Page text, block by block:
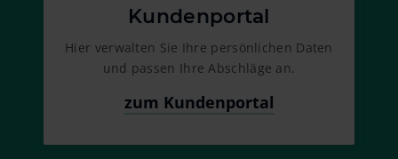
Kundenportal
Hier verwalten Sie Ihre persönlichen Daten
und passen Ihre Abschläge an.
zum Kundenportal